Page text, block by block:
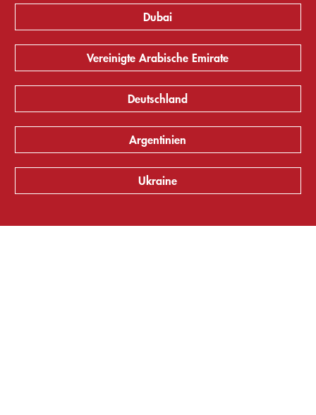
Dubai
Vereinigte Arabische Emirate
Deutschland
Argentinien
Ukraine